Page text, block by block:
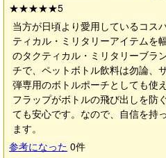
★★★★★5
当方が日頃より愛用しているコス
ティカル・ミリタリーアイテムを
のタクティカル・ミリタリーブラ
チで、ペットボトル飲料は勿論、
弾専用のボトルポーチとしても使
フラップがボトルの飛び出しを防
ても安心です。なので、自信を持
ます。
参考になった 0件